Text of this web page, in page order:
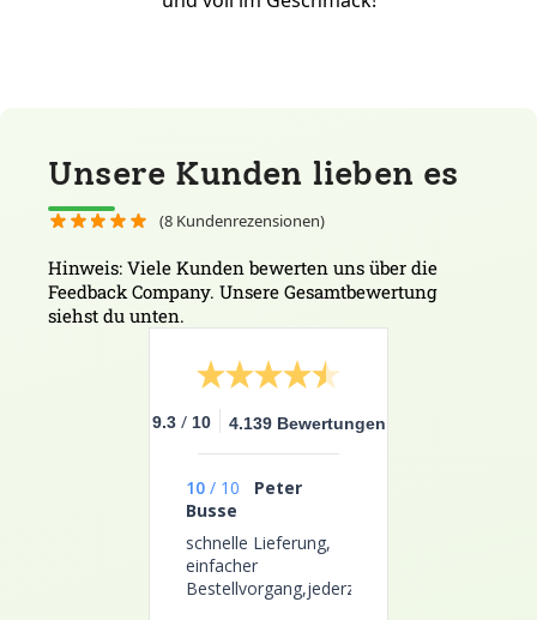
Unsere Kunden lieben es
(8 Kundenrezensionen)
Hinweis: Viele Kunden bewerten uns über die
Feedback Company. Unsere Gesamtbewertung
siehst du unten.
9.3 / 10 4.139 Bewertungen
10 / 10
Peter
Busse
schnelle Lieferung,
einfacher
Bestellvorgang,jederzeit